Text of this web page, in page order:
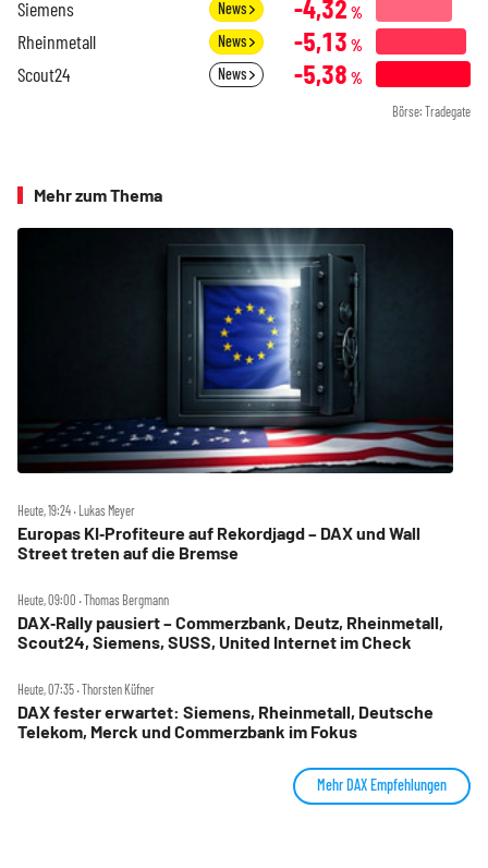
Siemens News -4,32 %
Rheinmetall News -5,13 %
Scout24 News -5,38 %
Börse: Tradegate
Mehr zum Thema
Heute, 19:24 ‧ Lukas Meyer
Europas KI‑Profiteure auf Rekordjagd – DAX und Wall
Street treten auf die Bremse
Heute, 09:00 ‧ Thomas Bergmann
DAX‑Rally pausiert – Commerzbank, Deutz, Rheinmetall,
Scout24, Siemens, SUSS, United Internet im Check
Heute, 07:35 ‧ Thorsten Küfner
DAX fester erwartet: Siemens, Rheinmetall, Deutsche
Telekom, Merck und Commerzbank im Fokus
Mehr DAX Empfehlungen